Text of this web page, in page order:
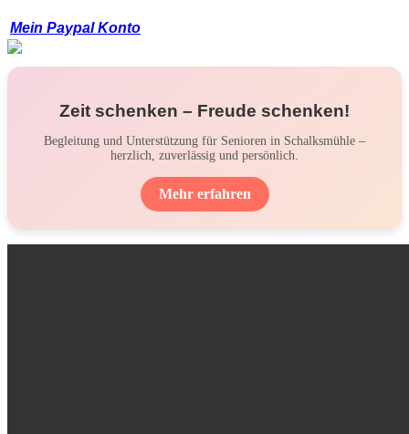
Mein Paypal Konto
Zeit schenken – Freude schenken!
Begleitung und Unterstützung für Senioren in Schalksmühle –
herzlich, zuverlässig und persönlich.
Mehr erfahren